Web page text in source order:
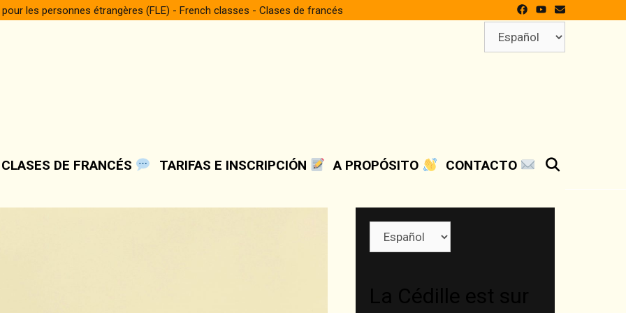
les personnes étrangères (FLE) - French classes - Clases de francés
DE FRANCÉS TARIFAS E INSCRIPCIÓN A PROPÓSITO CONTACTO
Elegir
un